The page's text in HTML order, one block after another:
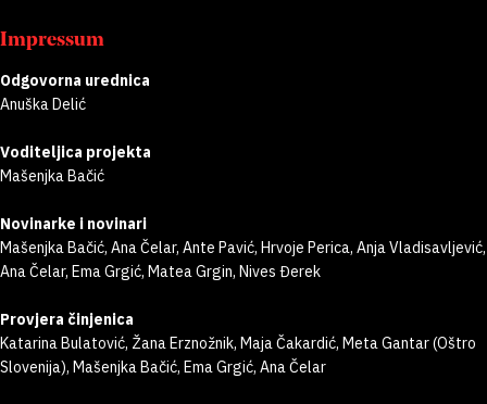
Impressum
Odgovorna urednica
Anuška Delić
Voditeljica projekta
Mašenjka Bačić
Novinarke i novinari
Mašenjka Bačić, Ana Čelar, Ante Pavić, Hrvoje Perica, Anja Vladisavljević,
Ana Čelar, Ema Grgić, Matea Grgin, Nives Đerek
Provjera činjenica
Katarina Bulatović, Žana Erznožnik, Maja Čakardić, Meta Gantar (Oštro
Slovenija), Mašenjka Bačić, Ema Grgić, Ana Čelar